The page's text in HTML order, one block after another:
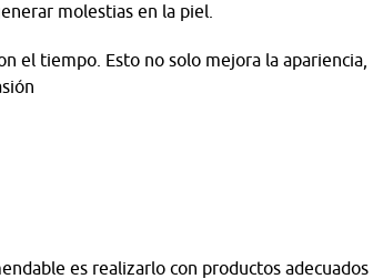
molestias en la piel.
el tiempo. Esto no solo mejora la apariencia,
es realizarlo con productos adecuados